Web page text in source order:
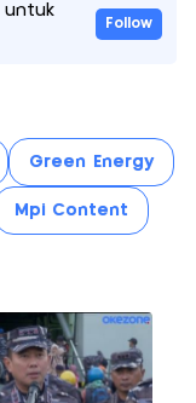
untuk
Follow
Green Energy
Mpi Content